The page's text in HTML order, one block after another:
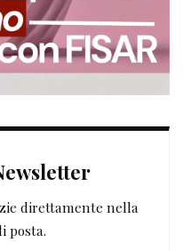
direttamente nella
posta.